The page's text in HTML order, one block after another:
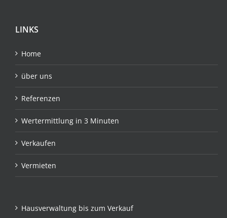
LINKS
Home
über uns
Referenzen
Wertermittlung in 3 Minuten
Verkaufen
Vermieten
Hausverwaltung bis zum Verkauf